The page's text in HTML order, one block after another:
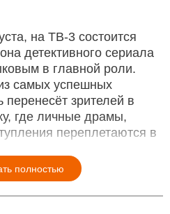
на ТВ-3 состоится
детективного сериала
в главной роли.
самых успешных
перенесёт зрителей в
где личные драмы,
переплетаются в
полностью